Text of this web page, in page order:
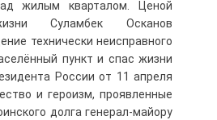
жилым кварталом. Ценой
Суламбек Осканов
технически неисправного
пункт и спас жизни
России от 11 апреля
и героизм, проявленные
долга генерал-майору